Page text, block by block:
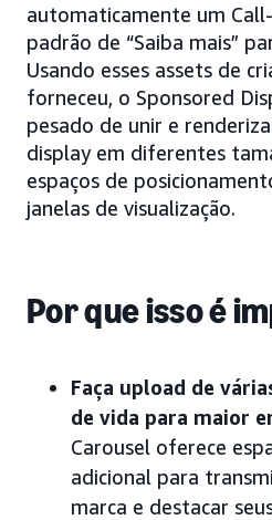
automaticamente um
padrão de “Saiba mais”
Usando esses assets de
forneceu, o Sponsored
pesado de unir e
display em diferentes
espaços de
janelas de visualização.
Por que isso é
Faça upload de
de vida para maior
Carousel oferece
adicional para
marca e destacar